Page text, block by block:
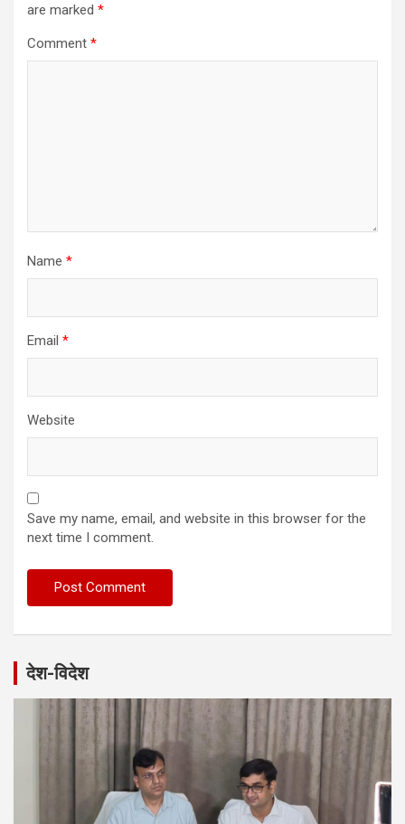
are marked *
Comment *
Name *
Email *
Website
Save my name, email, and website in this browser for the
next time I comment.
देश-विदेश